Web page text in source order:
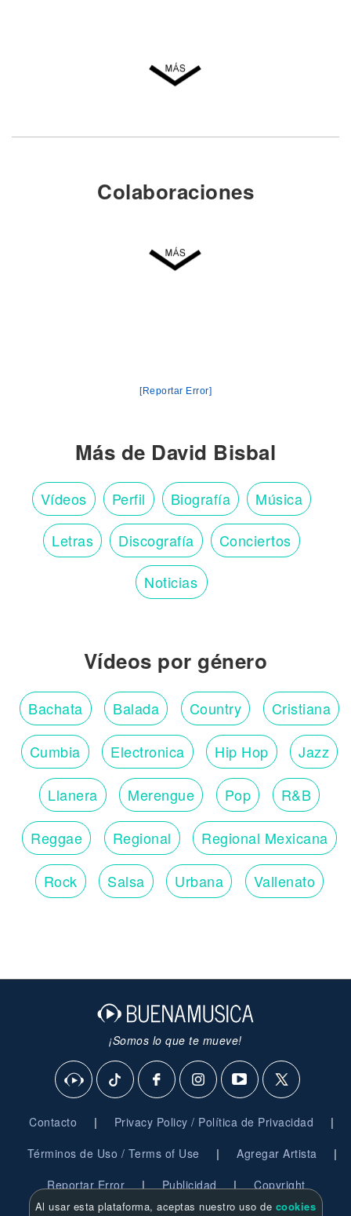
Colaboraciones
[Reportar Error]
Más de David Bisbal
Vídeos Perfil Biografía Música
Letras Discografía Conciertos
Noticias
Vídeos por género
Bachata Balada Country Cristiana
Cumbia Electronica Hip Hop Jazz
Llanera Merengue Pop R&B
Reggae Regional Regional Mexicana
Rock Salsa Urbana Vallenato
¡Somos lo que te mueve!
Contacto | Privacy Policy / Política de Privacidad |
Términos de Uso / Terms of Use | Agregar Artista |
Reportar Error | Publicidad | Copyright
Al usar esta plataforma, aceptas nuestro uso de cookies